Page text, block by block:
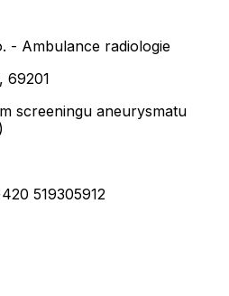
- Ambulance radiologie
69201
screeningu aneurysmatu
519305912